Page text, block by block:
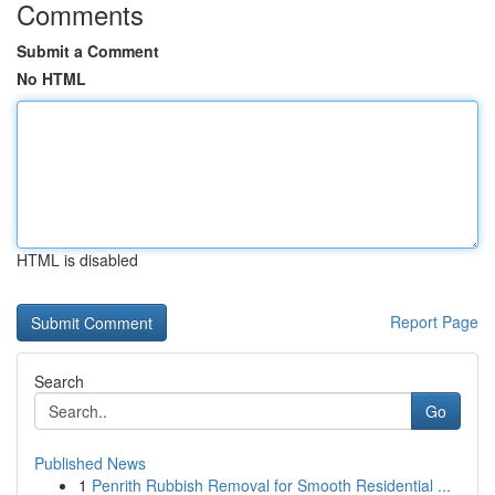
Comments
Submit a Comment
No HTML
HTML is disabled
Report Page
Search
Go
Published News
1 Penrith Rubbish Removal for Smooth Residential ...